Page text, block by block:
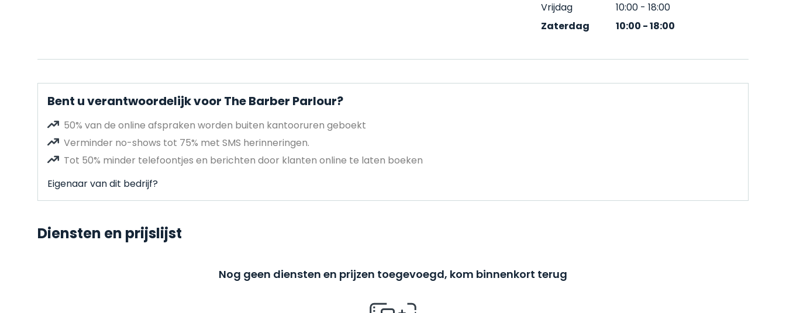
Vrijdag
10:00 - 18:00
Zaterdag
10:00 -18:00
Bent u verantwoordelijk voor The Barber Parlour?
50% van de online afspraken worden buiten kantooruren geboekt
Verminder no-shows tot 75% met SMS herinneringen.
Tot 50% minder telefoontjes en berichten door klanten online te laten boeken
Eigenaar van dit bedrijf?
Diensten en prijslijst
Nog geen diensten en prijzen toegevoegd, kom binnenkort terug